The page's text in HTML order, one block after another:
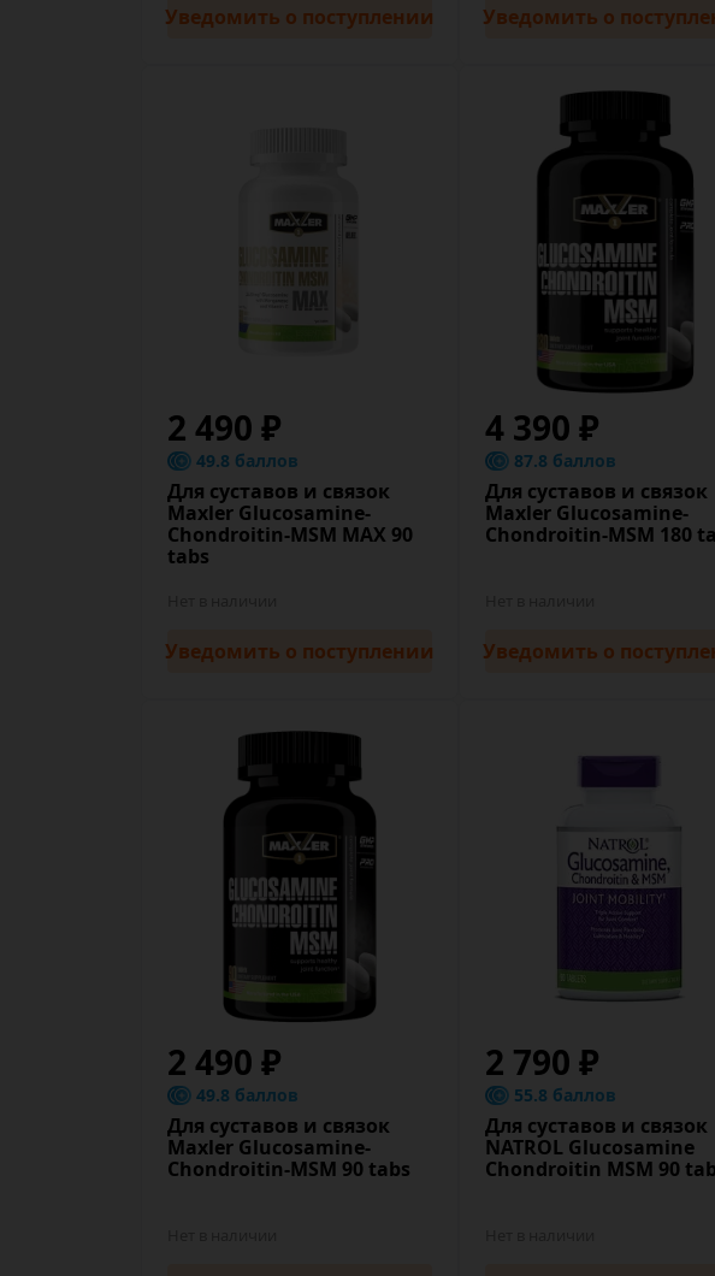
Уведомить о поступлении Уведомить о
2 490 ₽
49.8 баллов
Для суставов и связок
Maxler Glucosamine-
Chondroitin-MSM MAX 90
tabs
Уведомить о поступлении
4 390 ₽
87.8 баллов
Для суставов и связок
Maxler Glucosamine-
Chondroitin-MSM 180
Уведомить о
2 490 ₽
49.8 баллов
Для суставов и связок
Maxler Glucosamine-
Chondroitin-MSM 90 tabs
2 790 ₽
55.8 баллов
Для суставов и связок
NATROL Glucosamine
Chondroitin MSM 90